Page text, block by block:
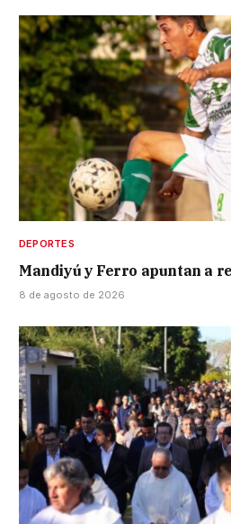
DEPORTES
Mandiyú y Ferro apuntan a
8 de agosto de 2026